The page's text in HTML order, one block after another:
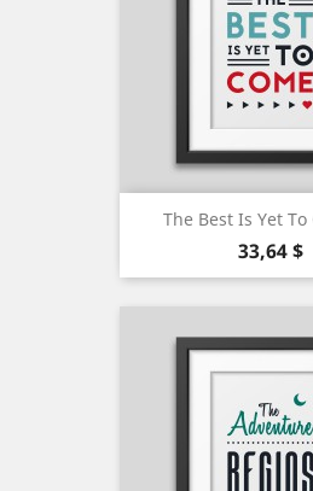
The Best Is Yet To
Precio
33,64 $